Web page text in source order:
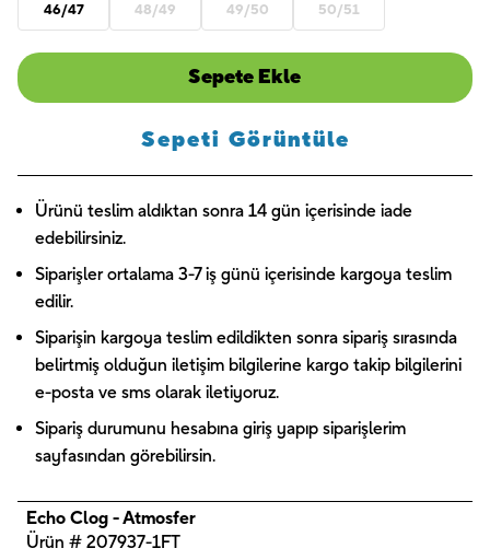
46/47 48/49 49/50 50/51
Sepete Ekle
Sepeti Görüntüle
Ürünü teslim aldıktan sonra 14 gün içerisinde iade
edebilirsiniz.
Siparişler ortalama 3-7 iş günü içerisinde kargoya teslim
edilir.
Siparişin kargoya teslim edildikten sonra sipariş sırasında
belirtmiş olduğun iletişim bilgilerine kargo takip bilgilerini
e-posta ve sms olarak iletiyoruz.
Sipariş durumunu hesabına giriş yapıp siparişlerim
sayfasından görebilirsin.
Echo Clog - Atmosfer
Ürün # 207937-1FT